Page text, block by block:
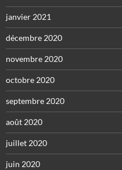
janvier 2021
décembre 2020
novembre 2020
octobre 2020
septembre 2020
août 2020
juillet 2020
juin 2020